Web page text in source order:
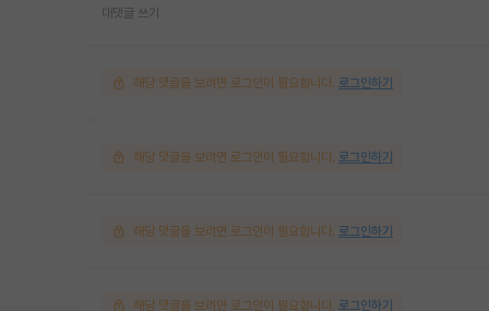
대댓글 쓰기
해당 댓글을 보려면 로그인이 필요합니다. 로그인하기
해당 댓글을 보려면 로그인이 필요합니다. 로그인하기
해당 댓글을 보려면 로그인이 필요합니다. 로그인하기
해당 댓글을 보려면 로그인이 필요합니다. 로그인하기